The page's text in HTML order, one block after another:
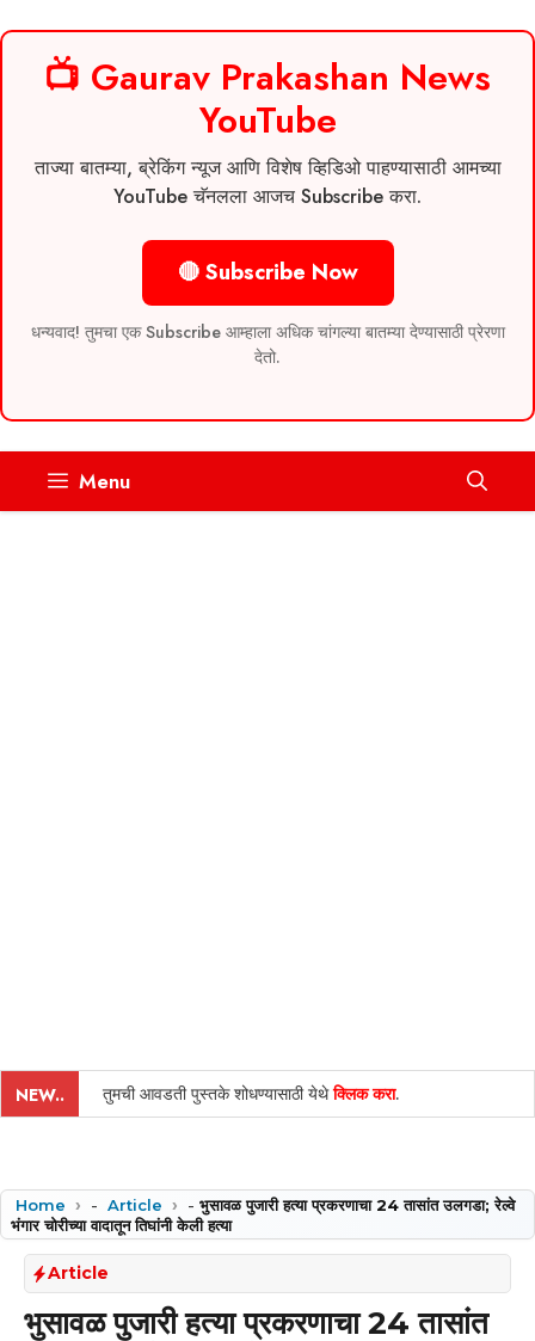
📺 Gaurav Prakashan News
YouTube
ताज्या बातम्या, ब्रेकिंग न्यूज आणि विशेष व्हिडिओ पाहण्यासाठी आमच्या
YouTube चॅनलला आजच Subscribe करा.
🔴 Subscribe Now
धन्यवाद! तुमचा एक Subscribe आम्हाला अधिक चांगल्या बातम्या देण्यासाठी प्रेरणा
देतो.
Menu
NEW.. तुमची आवडती पुस्तके शोधण्यासाठी येथेक्लिक करा.
Home - Article - भुसावळ पुजारी हत्या प्रकरणाचा 24 तासांत उलगडा; रेल्वे
भंगार चोरीच्या वादातून तिघांनी केली हत्या
Article
भुसावळ पुजारी हत्या प्रकरणाचा 24 तासांत